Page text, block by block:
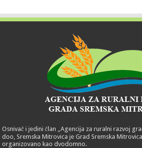
Osnivač i jedini član „Agencija za ruralni razvoj
doo, Sremska Mitrovica je Grad Sremska
organizovano kao dvodomno.